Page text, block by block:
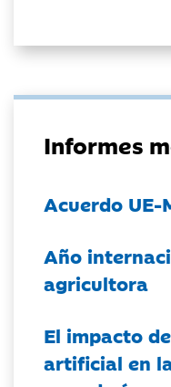
Informes
Acuerdo
Año
agricultora
El impacto
artificial en